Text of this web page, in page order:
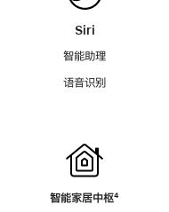
Siri
智能助理
语音识别
智能家居中枢脚
⁴